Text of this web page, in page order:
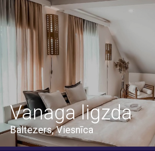
TŪRISMS
LV EN
Nakšņo
Visas vietas
Ādažu
Carnikavas pagasts
Visas iespējas
Atpūtas kompleksi,
Brīvdienu mājas
Telšu vietas
Vanaga ligzda
Baltezers, Viesnīca